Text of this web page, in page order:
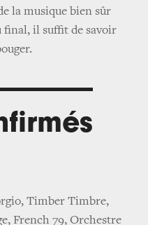
la musique bien sûr
final, il suffit de savoir
Timber Timbre,
French 79, Orchestre